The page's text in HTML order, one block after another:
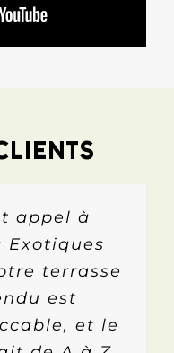
appel à
Exotiques
terrasse
est
et le
plusieurs
Bois
toujours
sur la
de
services
Bois
avons été
début à la